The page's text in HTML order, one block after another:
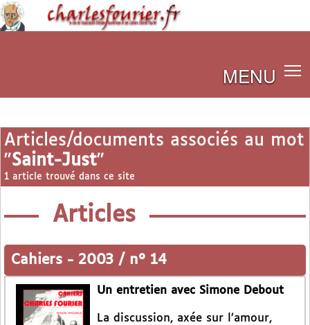
MENU
Articles/documents associés au mot
"Saint-Just"
1 article trouvé dans ce site
Articles
Cahiers - 2003 / n° 14
Un entretien avec Simone Debout
La discussion, axée sur l’amour,